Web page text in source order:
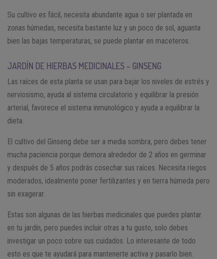
Su cultivo es fácil, necesita abundante agua o ser plantada en
zonas húmedas, necesita bastante luz y un poco de sol, aguanta
bien las bajas temperaturas, se puede plantar en maceteros.
JARDÍN DE HIERBAS MEDICINALES – GINSENG
Las raíces de esta planta se usan para bajar los niveles de estrés y
nerviosismo, ayuda al sistema circulatorio y equilibrar la presión
arterial, favorece el sistema inmunológico y ayuda a equilibrar la
dieta.
El cultivo del Ginseng debe ser a media sombra, pero debes tener
mucha paciencia porque demora alrededor de 2 años en germinar
y después de 5 años podrás cosechar sus raíces. Necesita riegos
moderados, idealmente poner fertilizantes y en tierra húmeda pero
sin exagerar.
Estas son algunas de las hierbas medicinales que puedes plantar
en tu jardín, pero puedes incluir otras a tu gusto, solo debes
investigar un poco sobre sus cuidados. Lo interesante de todo
esto es que te ayudará para mantenerte activa y pasarlo bien.